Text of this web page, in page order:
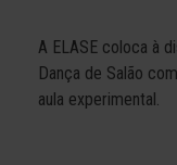
A ELASE coloca à
Dança de Salão
aula experimental.